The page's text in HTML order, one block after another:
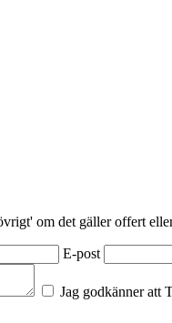
om det gäller offert
E-post
Jag godkänner att